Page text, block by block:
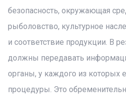
безопасность, окружающая
рыболовство, культурное
и соответствие продукции. В
должны передавать
органы, у каждого из которых
процедуры. Это